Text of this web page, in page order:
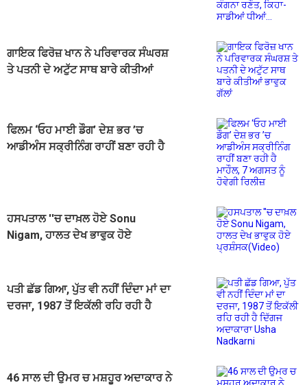
ਗਾਇਕ ਫਿਰੋਜ਼ ਖਾਨ ਨੇ ਪਰਿਵਾਰਕ ਸੰਘਰਸ਼
ਤੇ ਪਤਨੀ ਦੇ ਅਟੁੱਟ ਸਾਥ ਬਾਰੇ ਕੀਤੀਆਂ
ਫਿਲਮ ‘ਓਹ ਮਾਈ ਡੌਗ’ ਦੇਸ਼ ਭਰ ’ਚ
ਆਡੀਅੰਸ ਸਕ੍ਰੀਨਿੰਗ ਰਾਹੀਂ ਬਣਾ ਰਹੀ ਹੈ
ਹਸਪਤਾਲ ''ਚ ਦਾਖ਼ਲ ਹੋਏ Sonu
Nigam, ਹਾਲਤ ਦੇਖ ਭਾਵੁਕ ਹੋਏ
ਪਤੀ ਛੱਡ ਗਿਆ, ਪੁੱਤ ਵੀ ਨਹੀਂ ਦਿੰਦਾ ਮਾਂ ਦਾ
ਦਰਜਾ, 1987 ਤੋਂ ਇਕੱਲੀ ਰਹਿ ਰਹੀ ਹੈ
46 ਸਾਲ ਦੀ ਉਮਰ ਚ ਮਸ਼ਹੂਰ ਅਦਾਕਾਰ ਨੇ